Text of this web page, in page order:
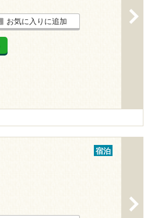
お気に入りに追加
宿泊